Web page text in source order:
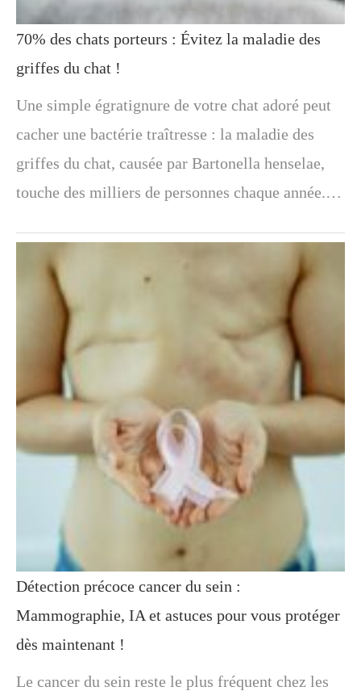
70% des chats porteurs : Évitez la maladie des
griffes du chat !
Une simple égratignure de votre chat adoré peut
cacher une bactérie traîtresse : la maladie des
griffes du chat, causée par Bartonella henselae,
touche des milliers de personnes chaque année.…
Détection précoce cancer du sein :
Mammographie, IA et astuces pour vous protéger
dès maintenant !
Le cancer du sein reste le plus fréquent chez les